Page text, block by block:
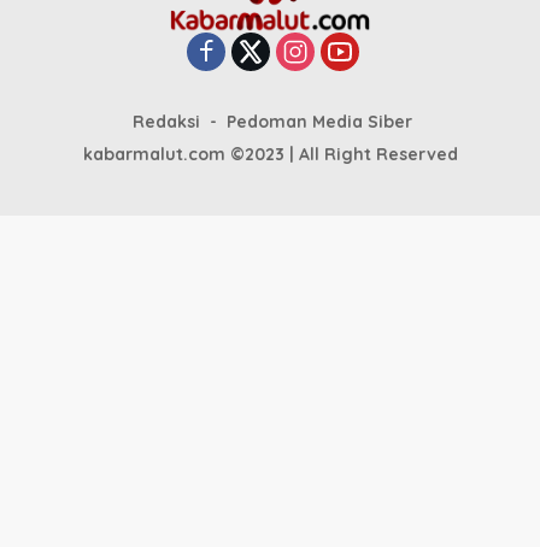
Redaksi
Pedoman Media Siber
kabarmalut.com ©2023 | All Right Reserved